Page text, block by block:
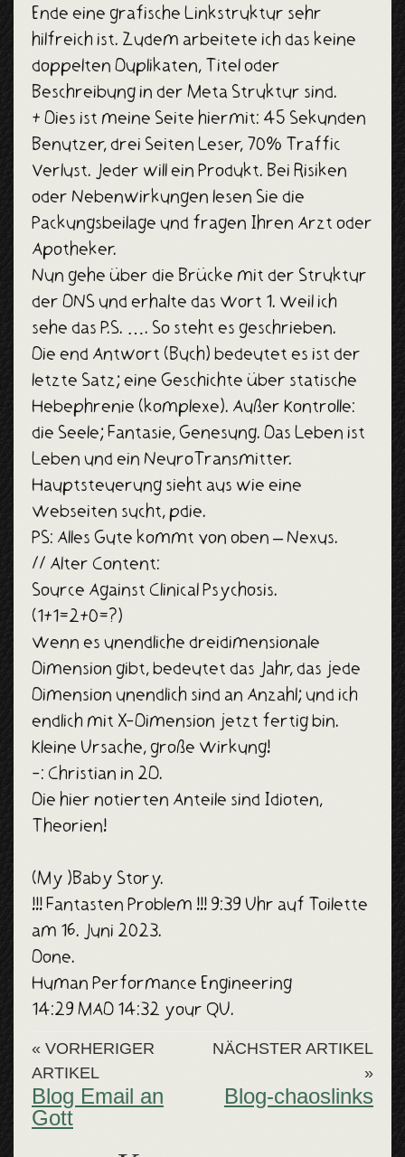
Ende eine grafische Linkstruktur sehr
hilfreich ist. Zudem arbeitete ich das keine
doppelten Duplikaten, Titel oder
Beschreibung in der Meta Struktur sind.
+ Dies ist meine Seite hiermit: 45 Sekunden
Benutzer, drei Seiten Leser, 70% Traffic
Verlust. Jeder will ein Produkt. Bei Risiken
oder Nebenwirkungen lesen Sie die
Packungsbeilage und fragen Ihren Arzt oder
Apotheker.
Nun gehe über die Brücke mit der Struktur
der DNS und erhalte das Wort 1. Weil ich
sehe das P.S. …. So steht es geschrieben.
Die end Antwort (Buch) bedeutet es ist der
letzte Satz; eine Geschichte über statische
Hebephrenie (komplexe). Außer Kontrolle:
die Seele; Fantasie, Genesung. Das Leben ist
Leben und ein NeuroTransmitter.
Hauptsteuerung sieht aus wie eine
Webseiten sucht, pdie.
PS: Alles Gute kommt von oben – Nexus.
// Alter Content:
Source Against Clinical Psychosis.
(1+1=2+0=?)
Wenn es unendliche dreidimensionale
Dimension gibt, bedeutet das Jahr, das jede
Dimension unendlich sind an Anzahl; und ich
endlich mit X-Dimension jetzt fertig bin.
Kleine Ursache, große Wirkung!
-: Christian in 2D.
Die hier notierten Anteile sind Idioten,
Theorien!
(My )Baby Story.
!!! Fantasten Problem !!! 9:39 Uhr auf Toilette
am 16. Juni 2023.
Done.
Human Performance Engineering
14:29 MAD 14:32 your QU.
« VORHERIGER
ARTIKEL
Blog Email an
Gott
NÄCHSTER ARTIKEL
»
Blog-chaoslinks